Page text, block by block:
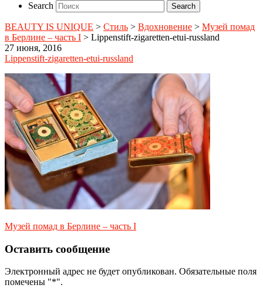
Search
BEAUTY IS UNIQUE > Стиль > Вдохновение > Музей помад
в Берлине – часть I > Lippenstift-zigaretten-etui-russland
27 июня, 2016
Lippenstift-zigaretten-etui-russland
Музей помад в Берлине – часть I
Оставить сообщение
Электронный адрес не будет опубликован. Обязательные поля
помечены "*".